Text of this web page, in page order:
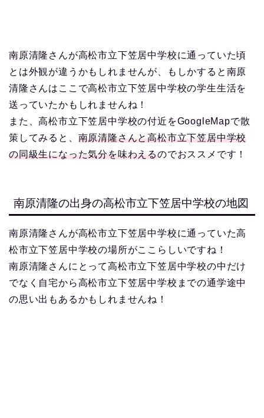
南原清隆さんが高松市立下笠居中学校に通っていた頃
とは外観が違うかもしれませんが、もしかすると南原
清隆さんはここで高松市立下笠居中学校の学生生活を
送っていたかもしれませんね！
また、高松市立下笠居中学校の付近をGoogleMapで散
策してみると、 南原清隆さんと高松市立下笠居中学校
の同級生になった気分を味わえるのでおススメです！
南原清隆の出身の高松市立下笠居中学校の地図
南原清隆さんが高松市立下笠居中学校に通っていた高
松市立下笠居中学校の場所がここらしいですね！
南原清隆さんにとって高松市立下笠居中学校の中だけ
でなく自宅から高松市立下笠居中学校までの通学途中
の思い出もあるかもしれませんね！